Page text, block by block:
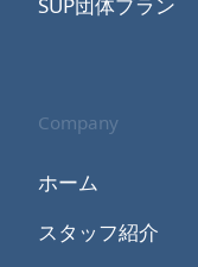
SUP団体プラン
Company
ホーム
スタッフ紹介